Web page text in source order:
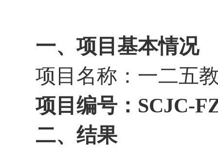
一、项目基本情况
项目名称：一二五
项目编号： SCJC-
二、结果